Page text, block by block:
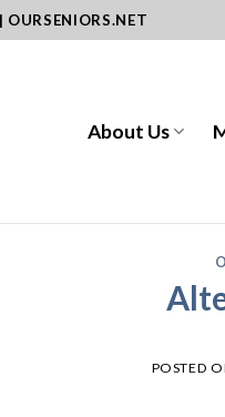
OURSENIORS.NET
About Us
POSTED